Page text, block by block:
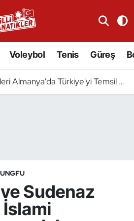
Voleybol Tenis Güreş
Almanya'da Türkiye'yi Temsil Edecek
Sudenaz
İslami